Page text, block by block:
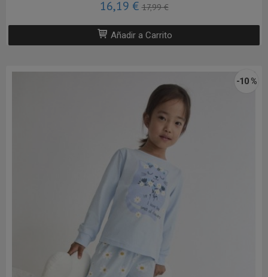
16,19 €17,99 €
Añadir a Carrito
-10 %